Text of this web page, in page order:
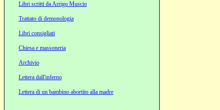
Libri scritti da Arrigo Muscio
Trattato di demonologia
Libri consigliati
Chiesa e massoneria
Archivio
Lettera dall'inferno
Lettera di un bambino abortito alla madre